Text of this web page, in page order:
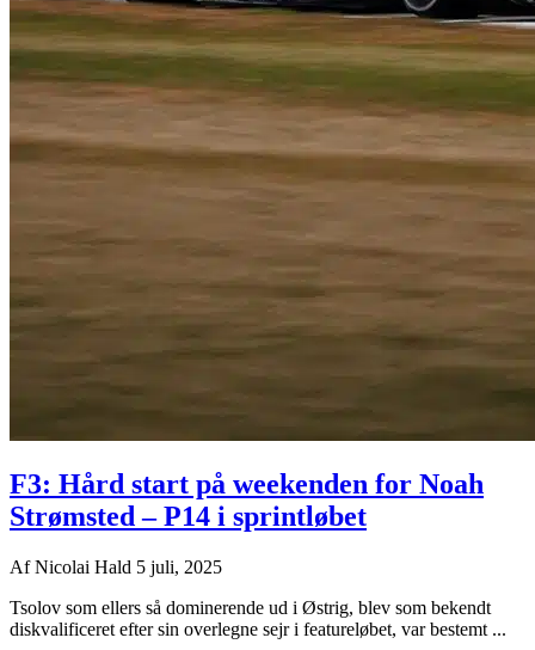
F3: Hård start på weekenden for Noah
Strømsted – P14 i sprintløbet
AfNicolai Hald 5 juli, 2025
Tsolov som ellers så dominerende ud i Østrig, blev som bekendt
diskvalificeret efter sin overlegne sejr i featureløbet, var bestemt ...